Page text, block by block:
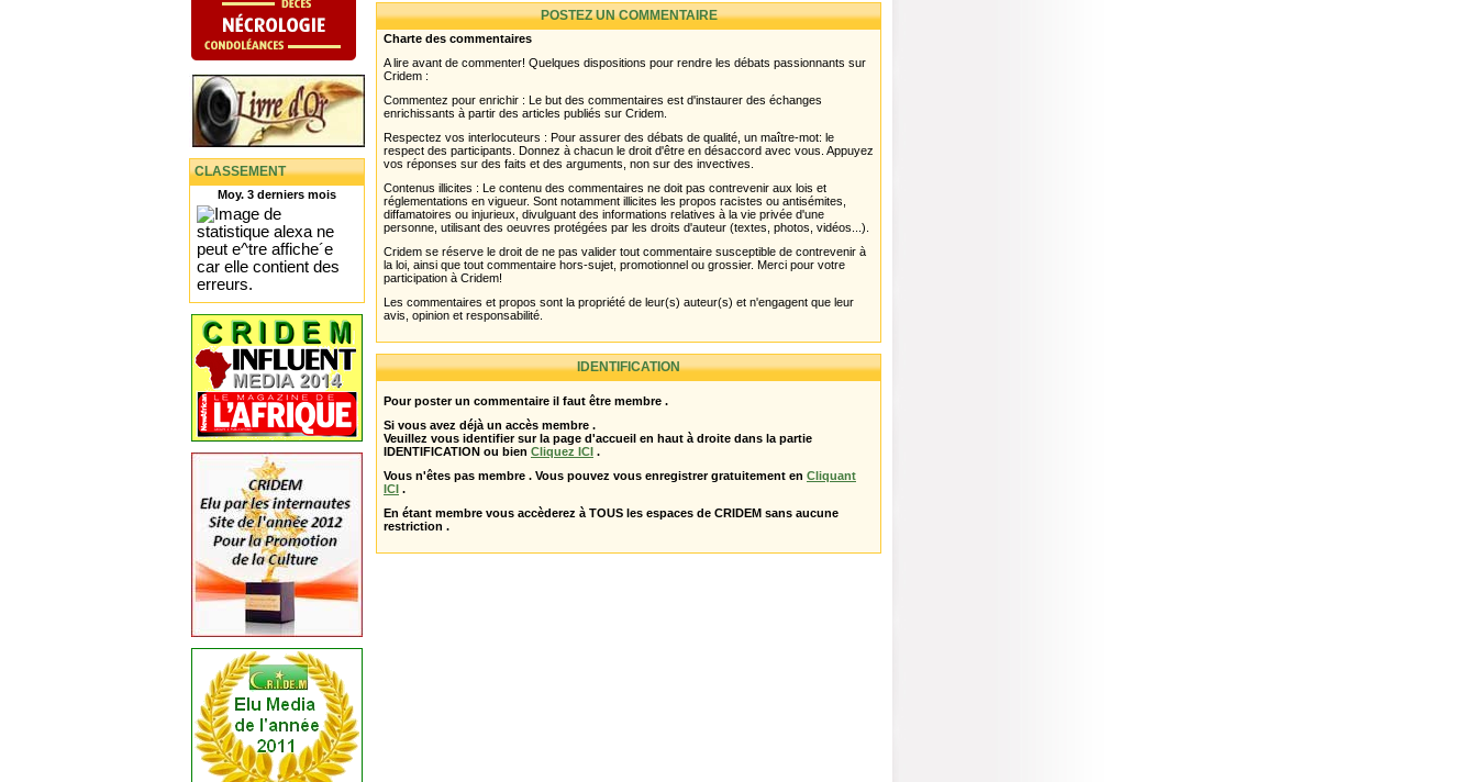
CLASSEMENT
Moy. 3 derniers mois
POSTEZ UN COMMENTAIRE
Charte des commentaires
A lire avant de commenter! Quelques dispositions pour rendre les débats passionnants sur
Cridem :
Commentez pour enrichir : Le but des commentaires est d'instaurer des échanges
enrichissants à partir des articles publiés sur Cridem.
Respectez vos interlocuteurs : Pour assurer des débats de qualité, un maître-mot: le
respect des participants. Donnez à chacun le droit d'être en désaccord avec vous. Appuyez
vos réponses sur des faits et des arguments, non sur des invectives.
Contenus illicites : Le contenu des commentaires ne doit pas contrevenir aux lois et
réglementations en vigueur. Sont notamment illicites les propos racistes ou antisémites,
diffamatoires ou injurieux, divulguant des informations relatives à la vie privée d'une
personne, utilisant des oeuvres protégées par les droits d'auteur (textes, photos, vidéos...).
Cridem se réserve le droit de ne pas valider tout commentaire susceptible de contrevenir à
la loi, ainsi que tout commentaire hors-sujet, promotionnel ou grossier. Merci pour votre
participation à Cridem!
Les commentaires et propos sont la propriété de leur(s) auteur(s) et n'engagent que leur
avis, opinion et responsabilité.
IDENTIFICATION
Pour poster un commentaire il faut être membre .
Si vous avez déjà un accès membre .
Veuillez vous identifier sur la page d'accueil en haut à droite dans la partie
IDENTIFICATION ou bien Cliquez ICI .
Vous n'êtes pas membre . Vous pouvez vous enregistrer gratuitement en Cliquant
ICI .
En étant membre vous accèderez à TOUS les espaces de CRIDEM sans aucune
restriction .